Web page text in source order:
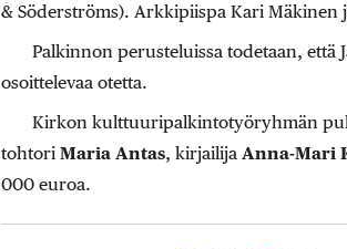
& Söderströms). Arkkipiispa Kari Mäkinen
Palkinnon perusteluissa todetaan, että
osoittelevaa otetta.
Kirkon kulttuuripalkintotyöryhmän
tohtori Maria Antas, kirjailija Anna-Mari
000 euroa.